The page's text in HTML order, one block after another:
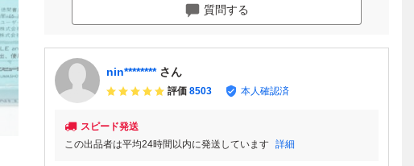
質問する
nin******** さん
評価 8503 本人確認済
スピード発送
この出品者は平均24時間以内に発送しています 詳細